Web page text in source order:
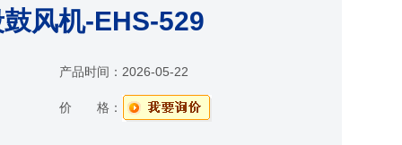
风机-EHS-529
产品时间： 2026-05-22
价 格：